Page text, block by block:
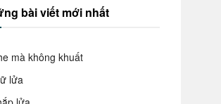
bài viết mới nhất
mà không khuất
lửa